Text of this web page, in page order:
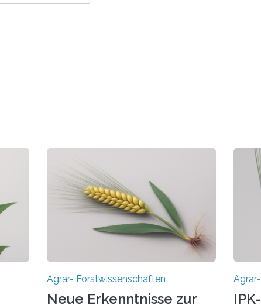
Agrar- Forstwissenschaften
Neue Erkenntnisse zur